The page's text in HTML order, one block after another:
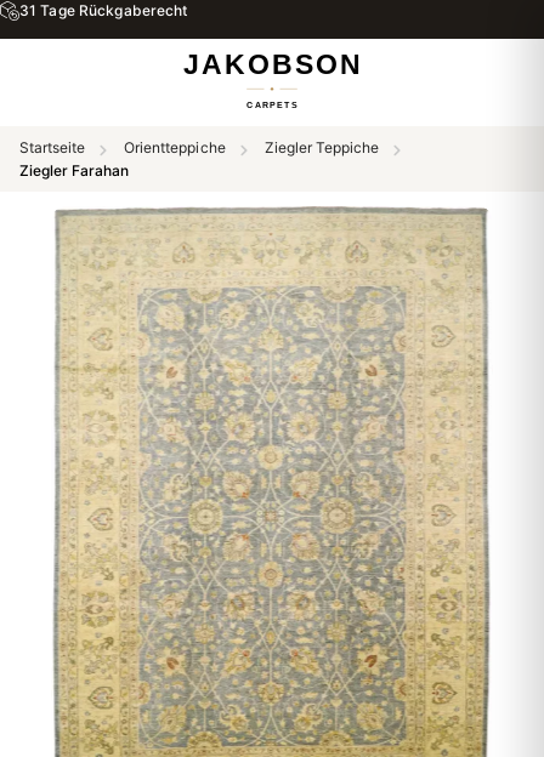
31 Tage Rückgaberecht
Startseite Orientteppiche
Ziegler Teppiche
Ziegler Farahan